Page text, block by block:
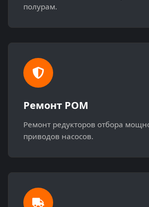
полурам.
Ремонт РОМ
Ремонт редукторов отбора
приводов насосов.